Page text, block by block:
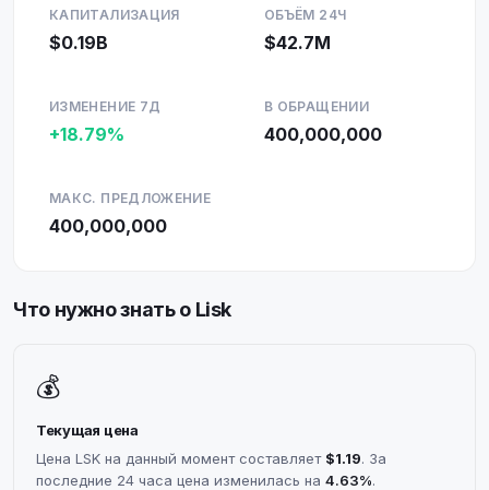
КАПИТАЛИЗАЦИЯ
$0.19B
ОБЪЁМ 24Ч
$42.7M
ИЗМЕНЕНИЕ 7Д
+18.79%
В ОБРАЩЕНИИ
400,000,000
МАКС. ПРЕДЛОЖЕНИЕ
400,000,000
Что нужно знать о Lisk
💰
Текущая цена
Цена LSK на данный момент составляет $1.19. За
последние 24 часа цена изменилась на 4.63%.